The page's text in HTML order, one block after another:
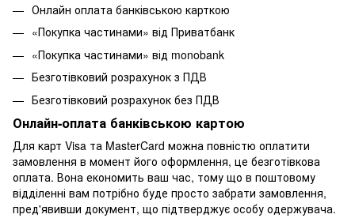
Онлайн оплата банківською карткою
«Покупка частинами» від Приватбанк
«Покупка частинами» від monobank
Безготівковий розрахунок з ПДВ
Безготівковий розрахунок без ПДВ
Онлайн-оплата банківською картою
Для карт Visa та MasterCard можна повністю оплатити
замовлення в момент його оформлення, це безготівкова
оплата. Вона економить ваш час, тому що в поштовому
відділенні вам потрібно буде просто забрати замовлення,
пред'явивши документ, що підтверджує особу одержувача.